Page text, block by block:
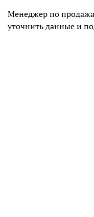
Менеджер по
уточнить данные и